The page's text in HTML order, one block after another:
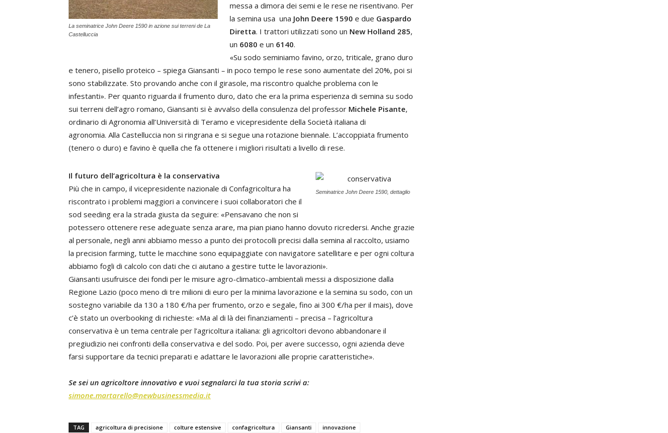
La seminatrice John Deere 1590 in azione sui terreni de La
Castelluccia
messa a dimora dei semi e le rese ne risentivano. Per
la semina usa una John Deere 1590 e due Gaspardo
Diretta. I trattori utilizzati sono un New Holland 285,
un 6080 e un 6140.
«Su sodo seminiamo favino, orzo, triticale, grano duro
e tenero, pisello proteico – spiega Giansanti – in poco tempo le rese sono aumentate del 20%, poi si
sono stabilizzate. Sto provando anche con il girasole, ma riscontro qualche problema con le
infestanti». Per quanto riguarda il frumento duro, dato che era la prima esperienza di semina su sodo
sui terreni dell’agro romano, Giansanti si è avvalso della consulenza del professor Michele Pisante,
ordinario di Agronomia all’Università di Teramo e vicepresidente della Società italiana di
agronomia. Alla Castelluccia non si ringrana e si segue una rotazione biennale. L’accoppiata frumento
(tenero o duro) e favino è quella che fa ottenere i migliori risultati a livello di rese.
Seminatrice John Deere 1590, dettaglio
Il futuro dell’agricoltura è la conservativa
Più che in campo, il vicepresidente nazionale di Confagricoltura ha
riscontrato i problemi maggiori a convincere i suoi collaboratori che il
sod seeding era la strada giusta da seguire: «Pensavano che non si
potessero ottenere rese adeguate senza arare, ma pian piano hanno dovuto ricredersi. Anche grazie
al personale, negli anni abbiamo messo a punto dei protocolli precisi dalla semina al raccolto, usiamo
la precision farming, tutte le macchine sono equipaggiate con navigatore satellitare e per ogni coltura
abbiamo fogli di calcolo con dati che ci aiutano a gestire tutte le lavorazioni».
Giansanti usufruisce dei fondi per le misure agro-climatico-ambientali messi a disposizione dalla
Regione Lazio (poco meno di tre milioni di euro per la minima lavorazione e la semina su sodo, con un
sostegno variabile da 130 a 180 €/ha per frumento, orzo e segale, fino ai 300 €/ha per il mais), dove
c’è stato un overbooking di richieste: «Ma al di là dei finanziamenti – precisa – l’agricoltura
conservativa è un tema centrale per l’agricoltura italiana: gli agricoltori devono abbandonare il
pregiudizio nei confronti della conservativa e del sodo. Poi, per avere successo, ogni azienda deve
farsi supportare da tecnici preparati e adattare le lavorazioni alle proprie caratteristiche».
Se sei un agricoltore innovativo e vuoi segnalarci la tua storia scrivi a:
simone.martarello@newbusinessmedia.it
TAG agricoltura di precisione colture estensive confagricoltura Giansanti
innovazione